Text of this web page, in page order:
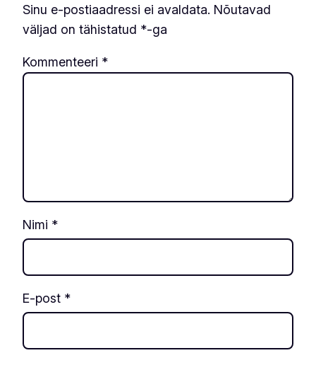
Sinu e-postiaadressi ei avaldata. Nõutavad
väljad on tähistatud *-ga
Kommenteeri *
Nimi *
E-post *